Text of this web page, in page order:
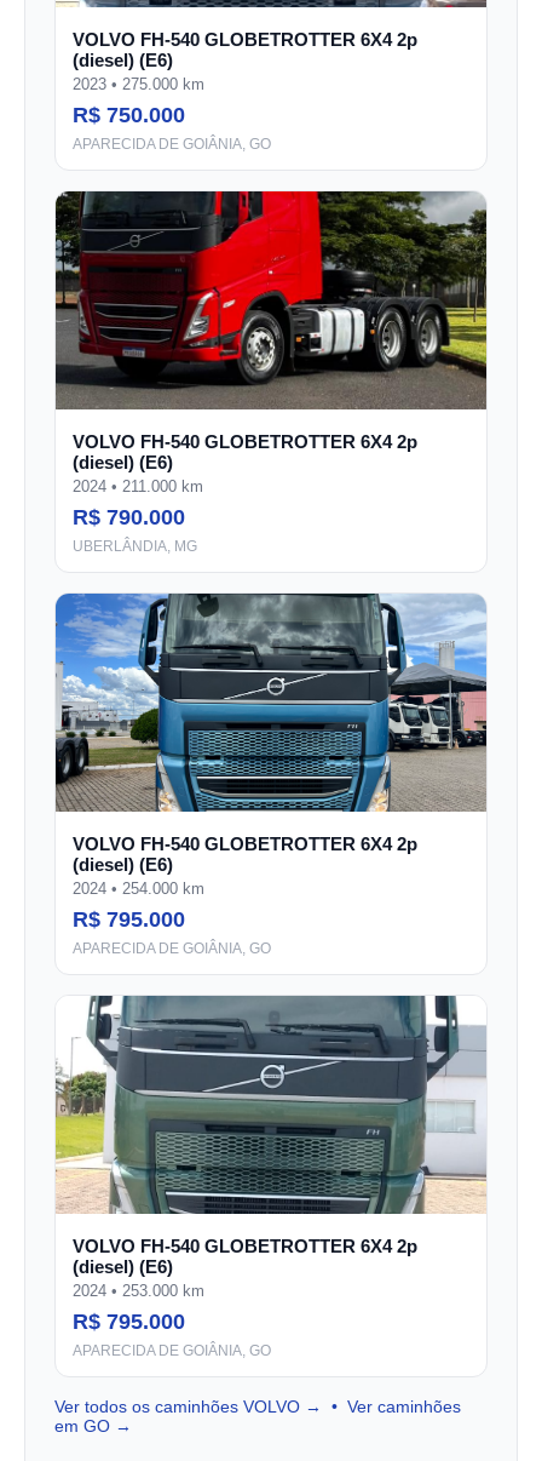
VOLVO FH-540 GLOBETROTTER 6X4 2p
(diesel) (E6)
2023 • 275.000 km
R$ 750.000
APARECIDA DE GOIÂNIA, GO
VOLVO FH-540 GLOBETROTTER 6X4 2p
(diesel) (E6)
2024 • 211.000 km
R$ 790.000
UBERLÂNDIA, MG
VOLVO FH-540 GLOBETROTTER 6X4 2p
(diesel) (E6)
2024 • 254.000 km
R$ 795.000
APARECIDA DE GOIÂNIA, GO
VOLVO FH-540 GLOBETROTTER 6X4 2p
(diesel) (E6)
2024 • 253.000 km
R$ 795.000
APARECIDA DE GOIÂNIA, GO
Ver todos os caminhões VOLVO → • Ver caminhões
em GO →